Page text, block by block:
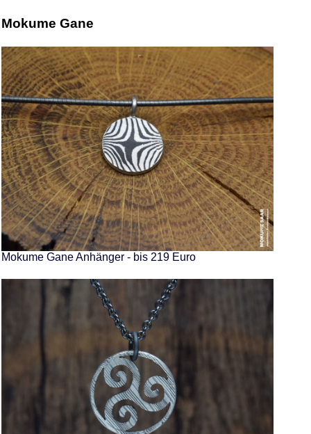
Mokume Gane
Mokume Gane Anhänger - bis 219 Euro